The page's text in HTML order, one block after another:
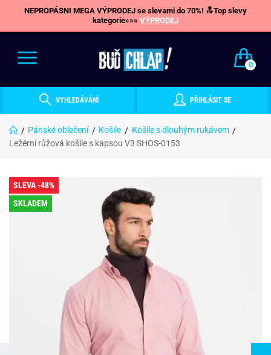
NEPROPÁSNI MEGA VÝPRODEJ se slevami do 70%! 🔝Top slevy
kategorie»»» VÝPRODEJ
0
VYHLEDÁVÁNÍ PŘIHLÁSIT SE
Pánské oblečení Košile
Košile s dlouhým rukávem
Ležérní růžová košile s kapsou V3 SHOS-0153
SLEVA -48%
SKLADEM